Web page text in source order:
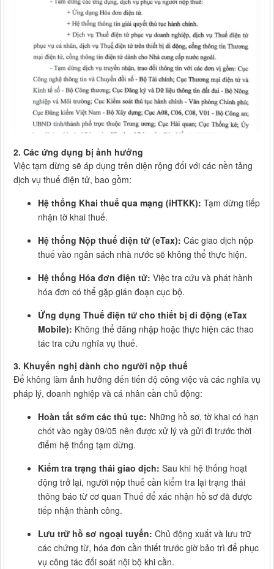
2. Các ứng dụng bị ảnh hưởng
Việc tạm dừng sẽ áp dụng trên diện rộng đối với các nền tảng
dịch vụ thuế điện tử, bao gồm:
Hệ thống Khai thuế qua mạng (iHTKK): Tạm dừng tiếp
nhận tờ khai thuế.
Hệ thống Nộp thuế điện tử (eTax): Các giao dịch nộp
thuế vào ngân sách nhà nước sẽ không thể thực hiện.
Hệ thống Hóa đơn điện tử: Việc tra cứu và phát hành
hóa đơn có thể gặp gián đoạn cục bộ.
Ứng dụng Thuế điện tử cho thiết bị di động (eTax
Mobile): Không thể đăng nhập hoặc thực hiện các thao
tác tra cứu nghĩa vụ thuế.
3. Khuyến nghị dành cho người nộp thuế
Để không làm ảnh hưởng đến tiến độ công việc và các nghĩa vụ
pháp lý, doanh nghiệp và cá nhân cần chủ động:
Hoàn tất sớm các thủ tục: Những hồ sơ, tờ khai có hạn
chót vào ngày 09/05 nên được xử lý và gửi đi trước thời
điểm hệ thống tạm dừng.
Kiểm tra trạng thái giao dịch: Sau khi hệ thống hoạt
động trở lại, người nộp thuế cần kiểm tra lại trạng thái
thông báo từ cơ quan Thuế để xác nhận hồ sơ đã được
tiếp nhận thành công.
Lưu trữ hồ sơ ngoại tuyến: Chủ động xuất và lưu trữ
các chứng từ, hóa đơn cần thiết trước giờ bảo trì để phục
vụ công tác đối soát nội bộ khi cần.